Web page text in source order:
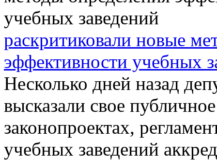
раскритиковали новые
эффективности учебных
Несколько дней назад
высказали свое
законопроектах,
учебных заведений